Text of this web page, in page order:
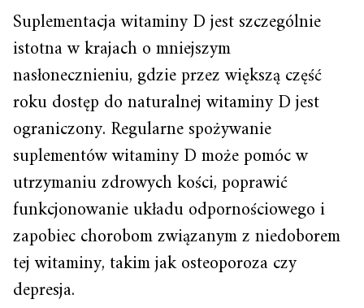
Suplementacja witaminy D jest szczególnie
istotna w krajach o mniejszym
nasłonecznieniu, gdzie przez większą część
roku dostęp do naturalnej witaminy D jest
ograniczony. Regularne spożywanie
suplementów witaminy D może pomóc w
utrzymaniu zdrowych kości, poprawić
funkcjonowanie układu odpornościowego i
zapobiec chorobom związanym z niedoborem
tej witaminy, takim jak osteoporoza czy
depresja.